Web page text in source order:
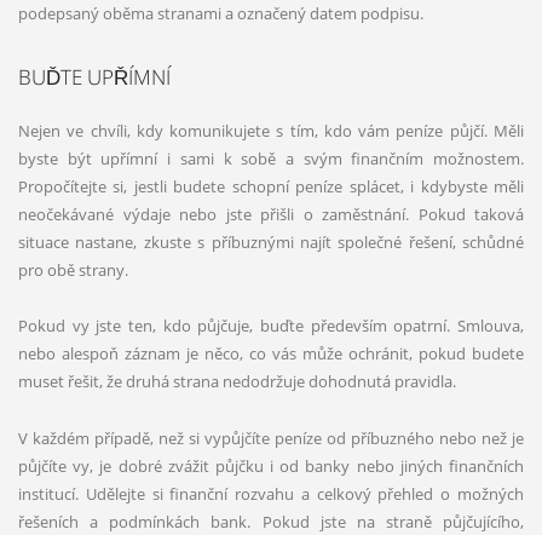
podepsaný oběma stranami a označený datem podpisu.
BUĎTE UPŘÍMNÍ
Nejen ve chvíli, kdy komunikujete s tím, kdo vám peníze půjčí. Měli
byste být upřímní i sami k sobě a svým finančním možnostem.
Propočítejte si, jestli budete schopní peníze splácet, i kdybyste měli
neočekávané výdaje nebo jste přišli o zaměstnání. Pokud taková
situace nastane, zkuste s příbuznými najít společné řešení, schůdné
pro obě strany.
Pokud vy jste ten, kdo půjčuje, buďte především opatrní. Smlouva,
nebo alespoň záznam je něco, co vás může ochránit, pokud budete
muset řešit, že druhá strana nedodržuje dohodnutá pravidla.
V každém případě, než si vypůjčíte peníze od příbuzného nebo než je
půjčíte vy, je dobré zvážit půjčku i od banky nebo jiných finančních
institucí. Udělejte si finanční rozvahu a celkový přehled o možných
řešeních a podmínkách bank. Pokud jste na straně půjčujícího,